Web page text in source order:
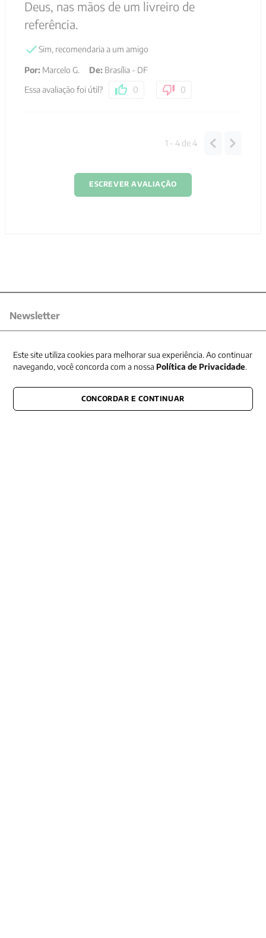
Deus, nas mãos de um livreiro de
referência.
Sim, recomendaria a um amigo
Por: Marcelo G. De: Brasília - DF
Essa avaliação foi útil?
0 0
1 - 4 de 4
ESCREVER AVALIAÇÃO
Newsletter
CONECTE-SE CONOSCO
Este site utiliza cookies para melhorar sua experiência. Ao continuar
navegando, você concorda com a nossa Política de Privacidade.
CONCORDAR E CONTINUAR